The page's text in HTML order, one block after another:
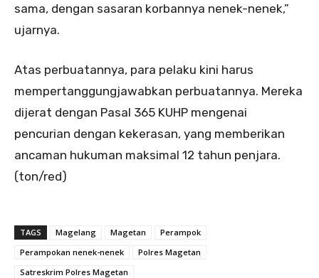
sama, dengan sasaran korbannya nenek-nenek,”
ujarnya.
Atas perbuatannya, para pelaku kini harus
mempertanggungjawabkan perbuatannya. Mereka
dijerat dengan Pasal 365 KUHP mengenai
pencurian dengan kekerasan, yang memberikan
ancaman hukuman maksimal 12 tahun penjara.
(ton/red)
TAGS Magelang Magetan
Perampok
Perampokan nenek-nenek
Polres Magetan
Satreskrim Polres Magetan